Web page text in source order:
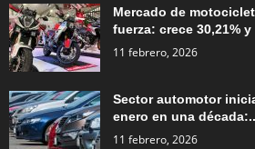
Mercado de
fuerza: crece 30,21% y
11 febrero, 2026
Sector automotor
enero en una
11 febrero, 2026